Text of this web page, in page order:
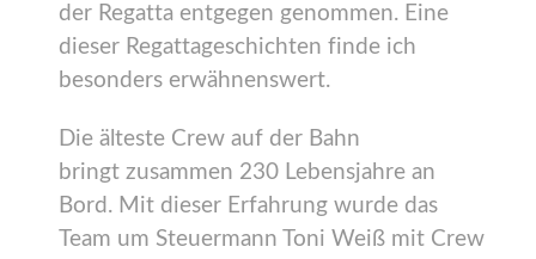
der Regatta entgegen genommen. Eine
dieser Regattageschichten finde ich
besonders erwähnenswert.
Die älteste Crew auf der Bahn
bringt zusammen 230 Lebensjahre an
Bord. Mit dieser Erfahrung wurde das
Team um Steuermann Toni Weiß mit Crew